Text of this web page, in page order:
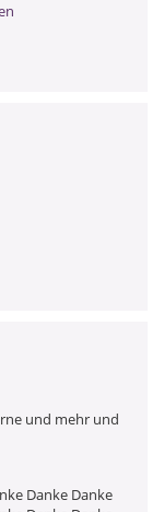
und mehr und
Danke Danke